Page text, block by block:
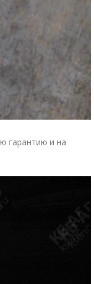
гарантию и на